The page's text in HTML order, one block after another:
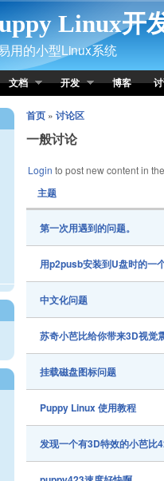
Linux开
用的小型Linux系统
文档 开发 博客
首页» 讨论区
一般讨论
Login to post new content in
主题
第一次用遇到的问题。
用p2pusb安装到U盘时的一
中文化问题
苏奇小芭比给你带来3D视觉
挂载磁盘图标问题
Puppy Linux 使用教程
发现一个有3D特效的小芭比